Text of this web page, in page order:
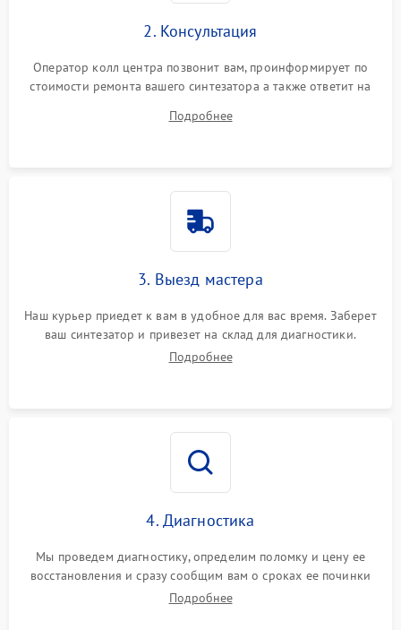
2. Консультация
Оператор колл центра позвонит вам, проинформирует по
стоимости ремонта вашего синтезатора а также ответит на
Подробнее
3. Выезд мастера
Наш курьер приедет к вам в удобное для вас время. Заберет
ваш синтезатор и привезет на склад для диагностики.
Подробнее
4. Диагностика
Мы проведем диагностику, определим поломку и цену ее
восстановления и сразу сообщим вам о сроках ее починки
Подробнее